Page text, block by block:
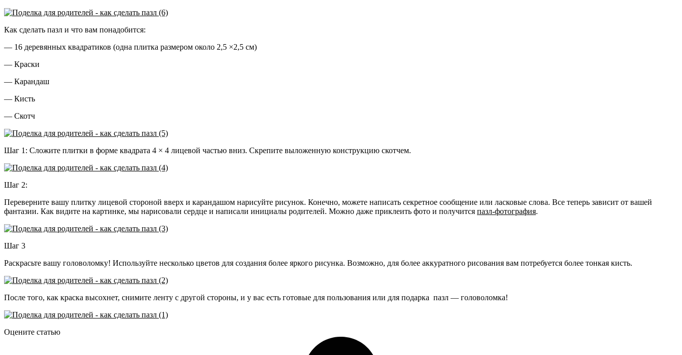
Как сделать пазл и что вам понадобится:
— 16 деревянных квадратиков (одна плитка размером около 2,5 ×2,5 см)
— Краски
— Карандаш
— Кисть
— Скотч
Шаг 1: Сложите плитки в форме квадрата 4 × 4 лицевой частью вниз. Скрепите выложенную конструкцию скотчем.
Шаг 2:
Переверните вашу плитку лицевой стороной вверх и карандашом нарисуйте рисунок. Конечно, можете написать секретное сообщение или ласковые слова. Все теперь зависит от вашей
фантазии. Как видите на картинке, мы нарисовали сердце и написали инициалы родителей. Можно даже приклеить фото и получится пазл-фотография.
Шаг 3
Раскрасьте вашу головоломку! Используйте несколько цветов для создания более яркого рисунка. Возможно, для более аккуратного рисования вам потребуется более тонкая кисть.
После того, как краска высохнет, снимите ленту с другой стороны, и у вас есть готовые для пользования или для подарка пазл — головоломка!
Оцените статью